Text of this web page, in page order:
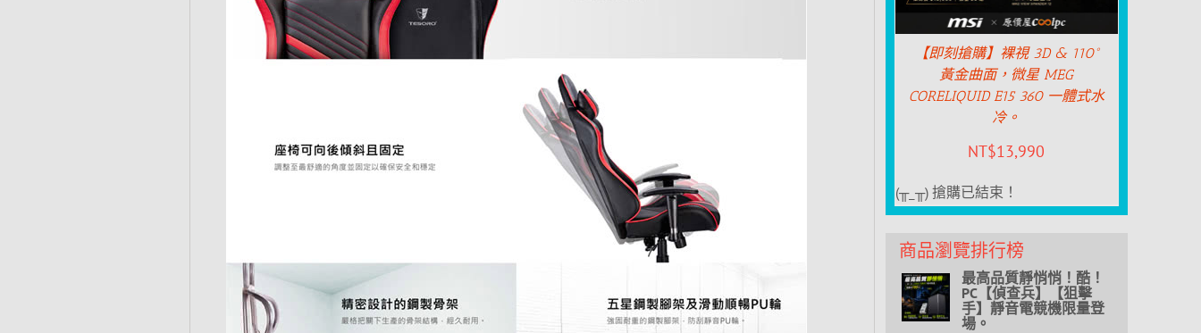
【即刻搶購】裸視 3D & 110°
黃金曲面，微星 MEG
CORELIQUID E15 360 一體式水
冷。
NT$13,990
(╥_╥) 搶購已結束！
商品瀏覽排行榜
最高品質靜悄悄！酷！
PC【偵查兵】【狙擊
手】靜音電競機限量登
場。